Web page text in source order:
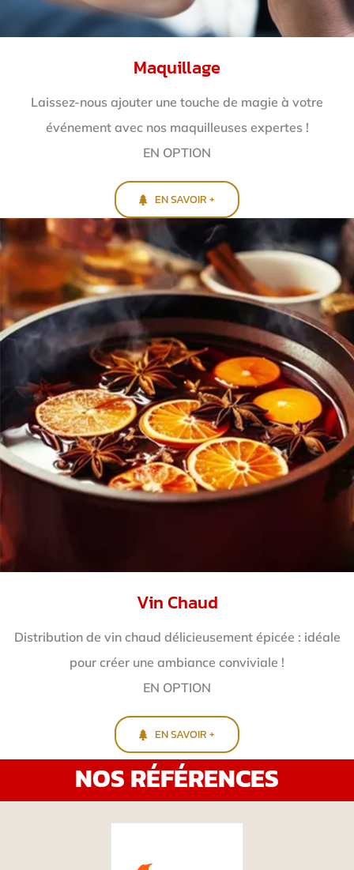
Maquillage
Laissez-nous ajouter une touche de magie à votre
événement avec nos maquilleuses expertes !
EN OPTION
EN SAVOIR +
Vin Chaud
Distribution de vin chaud délicieusement épicée : idéale
pour créer une ambiance conviviale !
EN OPTION
EN SAVOIR +
NOS RÉFÉRENCES